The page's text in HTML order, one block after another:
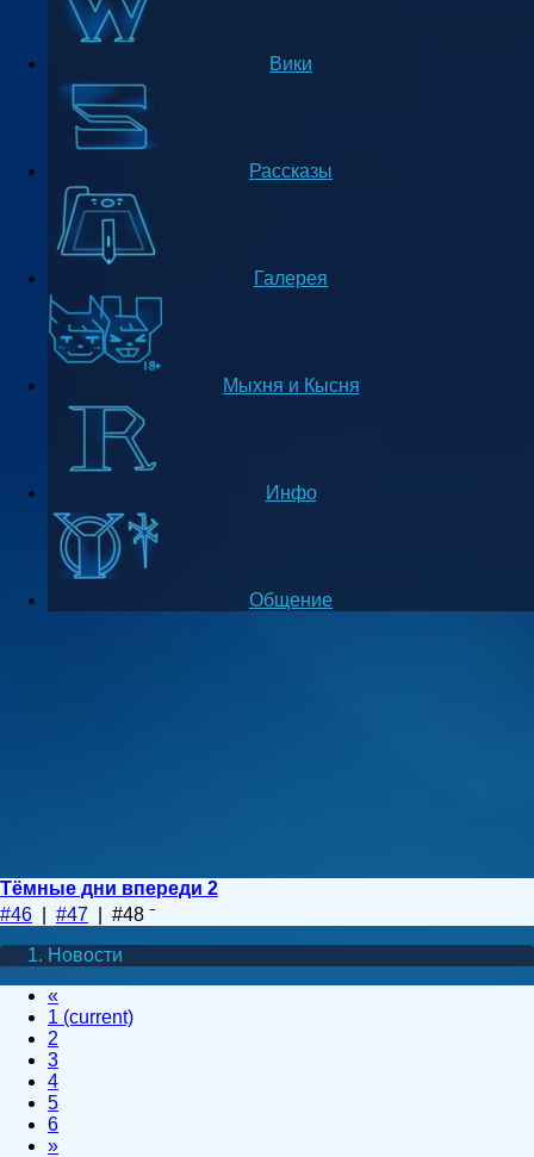
Вики
Рассказы
Галерея
Мыхня и Кысня
Инфо
Общение
Тёмные дни впереди 2
#46
#47 | #48
Новости
«
1 (current)
2
3
4
5
6
»